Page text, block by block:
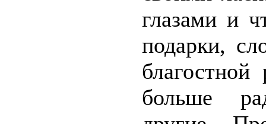
глазами и
подарки,
благостной
больше